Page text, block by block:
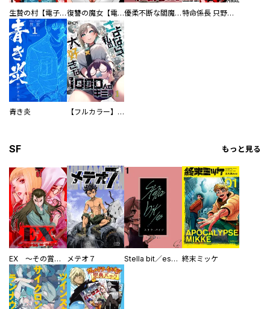
生贄の村【電子単行本版】 復讐の魔女【電子単行本版】 優柔不断な閻魔さま 特命係長 只野仁ファイナル 愛蔵版
青き炎 【フルカラー】さよなら、私の大好きな１０００人のキミ。
SF もっと見る
EX ～その賞金稼ぎは、世界の出口を探す～【単行本版】 メテオ７ Stella bit／es【単話版】 終末ミッケ